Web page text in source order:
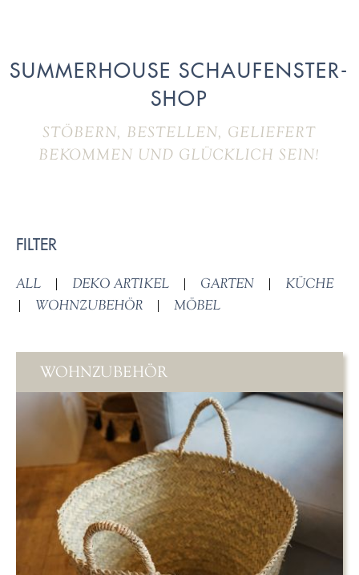
SUMMERHOUSE SCHAUFENSTER-
SHOP
STÖBERN, BESTELLEN, GELIEFERT
BEKOMMEN UND GLÜCKLICH SEIN!
FILTER
ALL | DEKO ARTIKEL | GARTEN |
KÜCHE
|
WOHNZUBEHÖR | MÖBEL
WOHNZUBEHÖR